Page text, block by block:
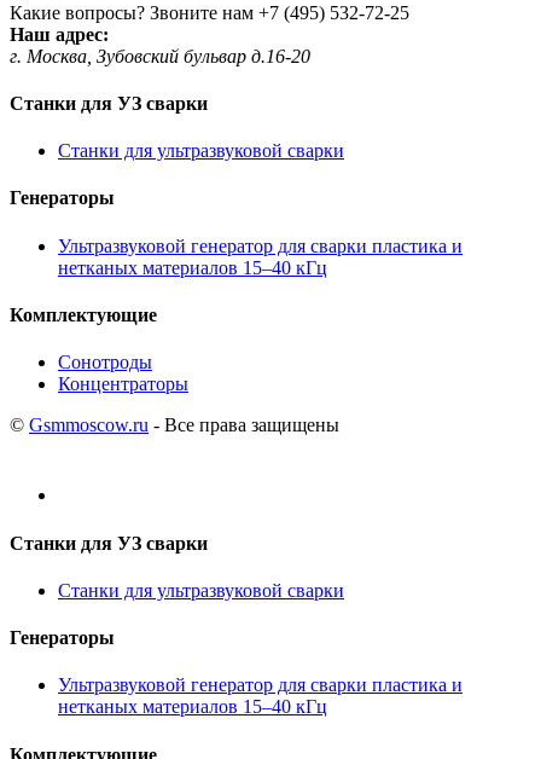
Какие вопросы? Звоните нам +7 (495) 532-72-25
Наш адрес:
г. Москва, Зубовский бульвар д.16-20
Станки для УЗ сварки
Станки для ультразвуковой сварки
Генераторы
Ультразвуковой генератор для сварки пластика и
нетканых материалов 15–40 кГц
Комплектующие
Сонотроды
Концентраторы
© Gsmmoscow.ru - Все права защищены
Станки для УЗ сварки
Станки для ультразвуковой сварки
Генераторы
Ультразвуковой генератор для сварки пластика и
нетканых материалов 15–40 кГц
Комплектующие